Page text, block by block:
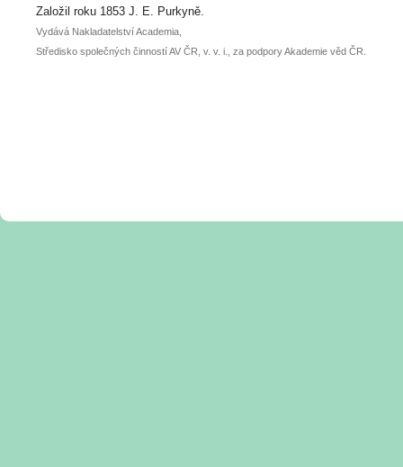
posteru je už 30. června.
Založil roku 1853 J. E. Purkyně.
Vydává Nakladatelství Academia,
Středisko společných činností AV ČR, v. v. i., za podpory Akademie věd ČR.